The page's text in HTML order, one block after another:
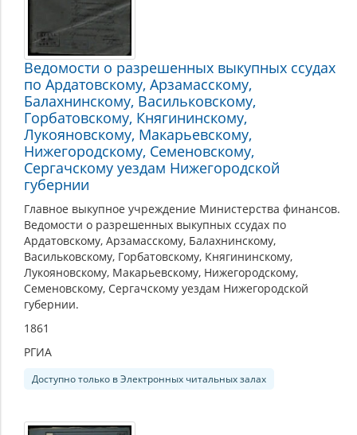
Ведомости о разрешенных выкупных ссудах
по Ардатовскому, Арзамасскому,
Балахнинскому, Васильковскому,
Горбатовскому, Княгининскому,
Лукояновскому, Макарьевскому,
Нижегородскому, Семеновскому,
Сергачскому уездам Нижегородской
губернии
Главное выкупное учреждение Министерства финансов.
Ведомости о разрешенных выкупных ссудах по
Ардатовскому, Арзамасскому, Балахнинскому,
Васильковскому, Горбатовскому, Княгининскому,
Лукояновскому, Макарьевскому, Нижегородскому,
Семеновскому, Сергачскому уездам Нижегородской
губернии.
1861
РГИА
Доступно только в Электронных читальных залах